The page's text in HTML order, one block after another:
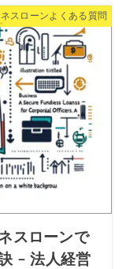
ネスローンよくある質問
スローンで
– 法人経営